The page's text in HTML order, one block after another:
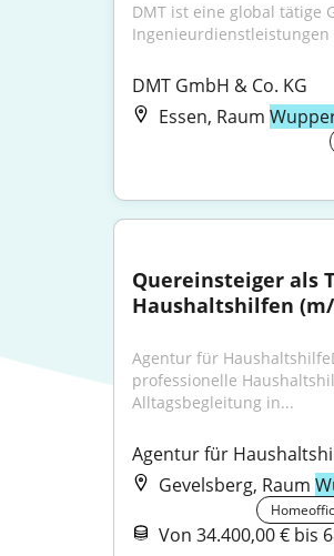
DMT ist eine global tätige
DMT GmbH & Co. KG
Essen, Raum
Quereinsteiger als
Haushaltshilfen
Agentur für
professionelle
Alltagsbegleitung in...
Agentur für
Gevelsberg, Raum
Von 34.400,00 € bis